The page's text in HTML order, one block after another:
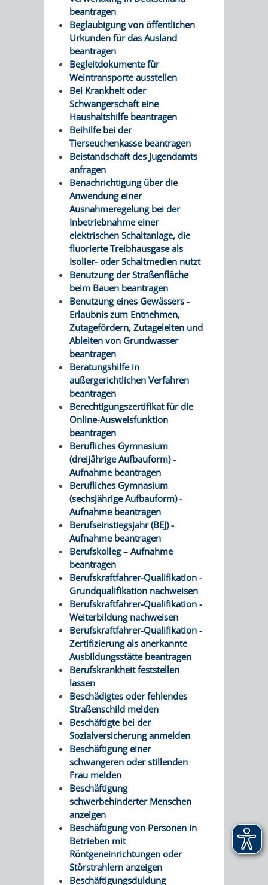
beantragen
Beglaubigung von öffentlichen
Urkunden für das Ausland
beantragen
Begleitdokumente für
Weintransporte ausstellen
Bei Krankheit oder
Schwangerschaft eine
Haushaltshilfe beantragen
Beihilfe bei der
Tierseuchenkasse beantragen
Beistandschaft des Jugendamts
anfragen
Benachrichtigung über die
Anwendung einer
Ausnahmeregelung bei der
Inbetriebnahme einer
elektrischen Schaltanlage, die
fluorierte Treibhausgase als
Isolier- oder Schaltmedien nutzt
Benutzung der Straßenfläche
beim Bauen beantragen
Benutzung eines Gewässers -
Erlaubnis zum Entnehmen,
Zutagefördern, Zutageleiten und
Ableiten von Grundwasser
beantragen
Beratungshilfe in
außergerichtlichen Verfahren
beantragen
Berechtigungszertifikat für die
Online-Ausweisfunktion
beantragen
Berufliches Gymnasium
(dreijährige Aufbauform) -
Aufnahme beantragen
Berufliches Gymnasium
(sechsjährige Aufbauform) -
Aufnahme beantragen
Berufseinstiegsjahr (BEJ) -
Aufnahme beantragen
Berufskolleg – Aufnahme
beantragen
Berufskraftfahrer-Qualifikation -
Grundqualifikation nachweisen
Berufskraftfahrer-Qualifikation -
Weiterbildung nachweisen
Berufskraftfahrer-Qualifikation -
Zertifizierung als anerkannte
Ausbildungsstätte beantragen
Berufskrankheit feststellen
lassen
Beschädigtes oder fehlendes
Straßenschild melden
Beschäftigte bei der
Sozialversicherung anmelden
Beschäftigung einer
schwangeren oder stillenden
Frau melden
Beschäftigung
schwerbehinderter Menschen
anzeigen
Beschäftigung von Personen in
Betrieben mit
Röntgeneinrichtungen oder
Störstrahlern anzeigen
Beschäftigungsduldung